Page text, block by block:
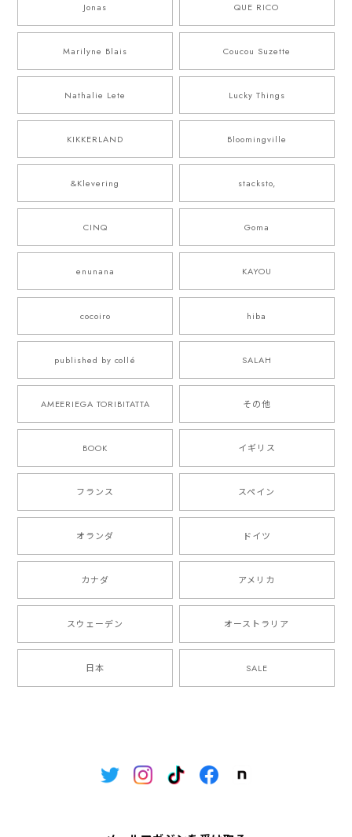
Jonas QUE RICO
Marilyne Blais Coucou Suzette
Nathalie Lete Lucky Things
KIKKERLAND Bloomingville
&Klevering stacksto,
CINQ Goma
enunana KAYOU
cocoiro hiba
published by collé SALAH
AMEERIEGA TORIBITATTA その他
BOOK イギリス
フランス スペイン
オランダ ドイツ
カナダ アメリカ
スウェーデン オーストラリア
日本 SALE